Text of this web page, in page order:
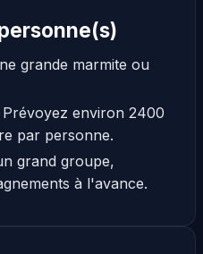
grande marmite ou
environ 2400
par personne.
grand groupe,
à l'avance.